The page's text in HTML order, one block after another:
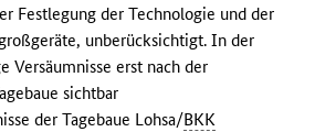
Festlegung der Technologie und der
unberücksichtigt. In der
Versäumnisse erst nach der
sichtbar
der Tagebaue Lohsa/BKK